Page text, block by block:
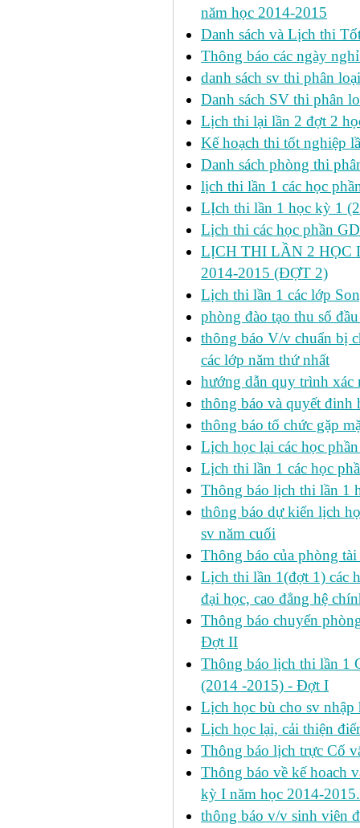
năm học 2014-2015
Danh sách và Lịch thi
Thông báo các ngày
danh sách sv thi phân
Danh sách SV thi phân
Lịch thi lại lần 2 đợt 2
Kế hoạch thi tốt nghiệp
Danh sách phòng thi
lịch thi lần 1 các học
LỊch thi lần 1 học kỳ 1
Lịch thi các học phần
LỊCH THI LẦN 2
2014-2015 (ĐỢT 2)
Lịch thi lần 1 các lớp
phòng đào tạo thu sổ
thông báo V/v chuẩn bị
các lớp năm thứ nhất
hướng dẫn quy trình xác
thông báo và quyết đinh
thông báo tổ chức gặp
Lịch học lại các học
Lịch thi lần 1 các học
Thông báo lịch thi lần 1
thông báo dự kiến lịch
sv năm cuối
Thông báo của phòng
Lịch thi lần 1(đợt 1) các
đại học, cao đẳng hệ
Thông báo chuyển
Đợt II
Thông báo lịch thi lần 1
(2014 -2015) - Đợt I
Lịch học bù cho sv
Lịch học lại, cải thiện
Thông báo lịch trực Cố
Thông báo về kế hoach
kỳ I năm học 2014-2015.
thông báo v/v sinh viên